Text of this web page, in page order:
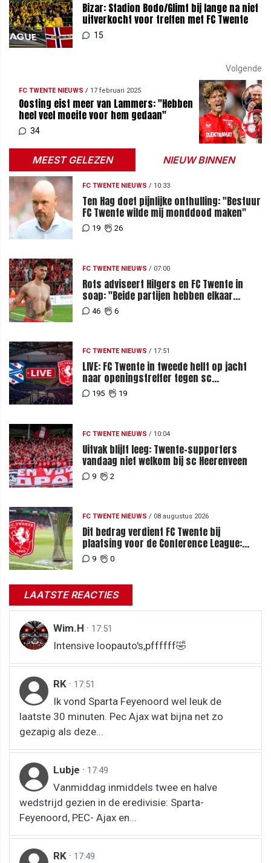
Bizar: Stadion Bodo/Glimt bij lange na niet
uitverkocht voor treffen met FC Twente
15
Volgende
FC TWENTE NIEUWS / 17 februari 2025
Oosting eist meer van Lammers: "Hebben
heel veel moeite voor hem gedaan"
34
MEEST GELEZEN NIEUW BINNEN
FC TWENTE NIEUWS / 10:33
Ten Hag doet pijnlijke onthulling: "Bestuur
FC Twente wilde mij monddood maken"
19 26
FC TWENTE NIEUWS / 07:00
Rots adviseert Hilgers en FC Twente in
soap: "Beide partijen hebben elkaar
teleurgesteld"
46 6
FC TWENTE NIEUWS / 17:51
LIVE: FC Twente in tweede helft op jacht
naar openingstreffer tegen sc
Heerenveen
195 19
FC TWENTE NIEUWS / 10:04
Uitvak blijft leeg: Twente-supporters
vandaag niet welkom bij sc Heerenveen
9 2
FC TWENTE NIEUWS / 08 augustus 2026
Dit bedrag verdient FC Twente bij
plaatsing voor de Conference League:
zoveel loopt het mis bij uitschakeling
9 0
LAATSTE REACTIES
Wim.H · 17:51
Intensive loopauto's,pffffff🤣
RK · 17:51
Ik vond Sparta Feyenoord wel leuk de
laatste 30 minuten. Pec Ajax wat bijna net zo
gezapig als deze...
Lubje · 17:49
Vanmiddag inmiddels twee en halve
wedstrijd gezien in de eredivisie: Sparta-
Feyenoord, PEC- Ajax en...
RK · 17:49